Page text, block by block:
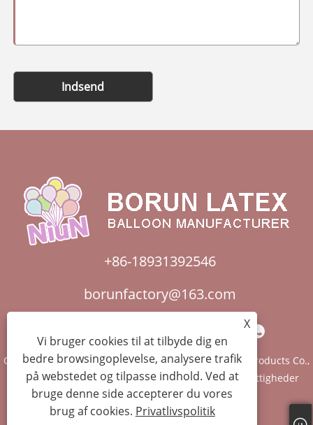
Indsend
+86-18931392546
borunfactory@163.com
Copyright © 2022 Kina Hebei Xiongxian Borun Latex Products Co.,
LTD. - Ballonbue, Boboballoner, Latexballon - Alle rettigheder
forbeholdes.
Links
Sitemap RSS XML Privatlivspolitik
X
Vi bruger cookies til at tilbyde dig en
bedre browsingoplevelse, analysere trafik
på webstedet og tilpasse indhold. Ved at
bruge denne side accepterer du vores
brug af cookies. Privatlivspolitik